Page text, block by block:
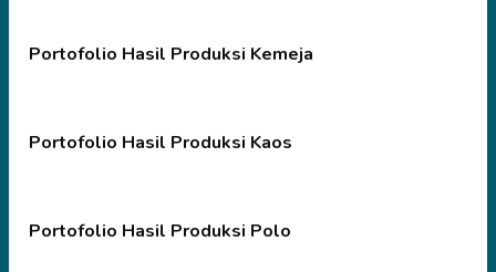
Portofolio Hasil Produksi Kemeja
Portofolio Hasil Produksi Kaos
Portofolio Hasil Produksi Polo